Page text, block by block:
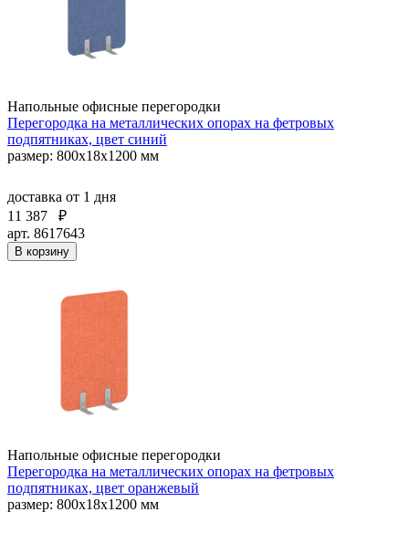
Напольные офисные перегородки
Перегородка на металлических опорах на фетровых
подпятниках, цвет синий
размер: 800x18x1200 мм
доставка от 1 дня
11 387
₽
арт. 8617643
В корзину
Напольные офисные перегородки
Перегородка на металлических опорах на фетровых
подпятниках, цвет оранжевый
размер: 800x18x1200 мм